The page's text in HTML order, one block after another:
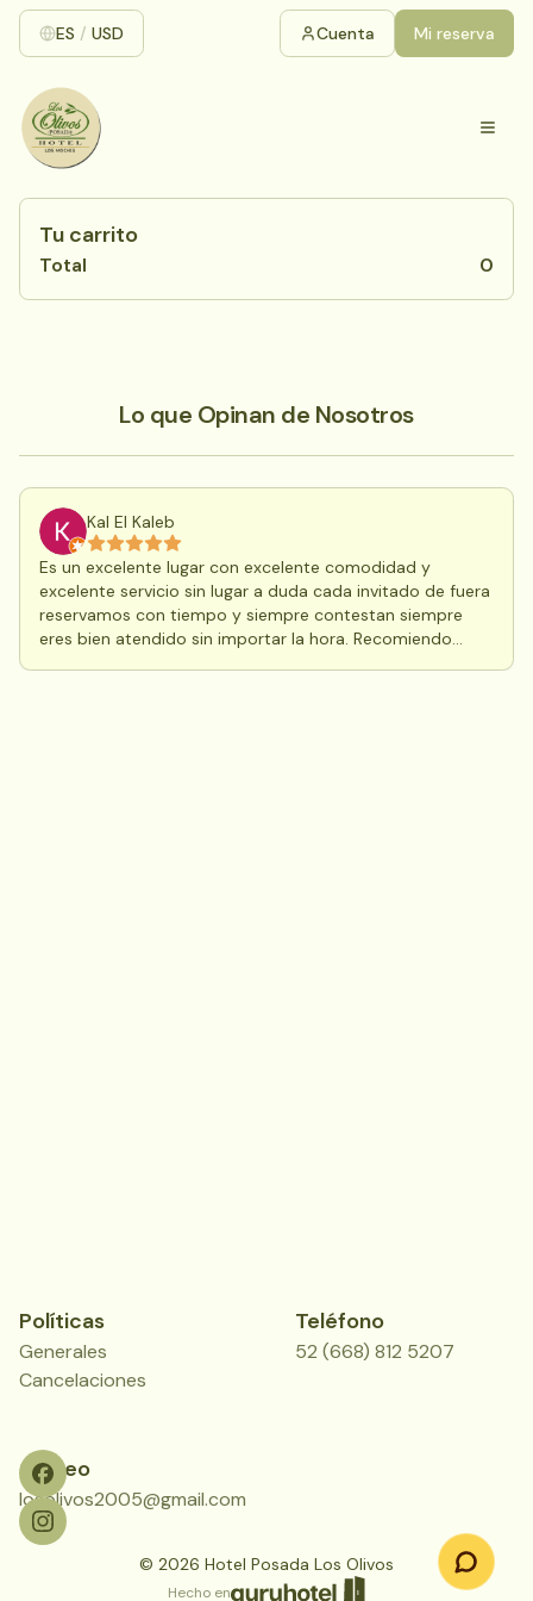
ES / USD Cuenta Mi reserva
Tu carrito
Total 0
Lo que Opinan de Nosotros
Kal El Kaleb
Es un excelente lugar con excelente comodidad y
excelente servicio sin lugar a duda cada invitado de fuera
reservamos con tiempo y siempre contestan siempre
eres bien atendido sin importar la hora. Recomiendo
Políticas
Generales
Cancelaciones
Teléfono
52 (668) 812 5207
Correo
losolivos2005@gmail.com
© 2026 Hotel Posada Los Olivos
Hecho en